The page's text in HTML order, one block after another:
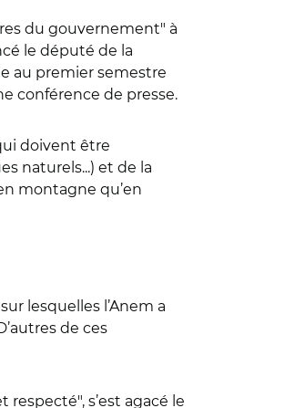
du gouvernement" à
le député de la
au premier semestre
conférence de presse.
doivent être
naturels...) et de la
montagne qu’en
lesquelles l’Anem a
de ces
s’est agacé le